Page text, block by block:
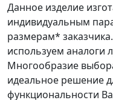
Данное изделие
индивидуальным
размерам*
используем аналоги
Многообразие
идеальное решение
функциональности